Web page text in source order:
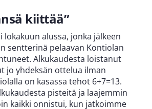
kiittää”
alussa, jonka jälkeen
sentterinä pelaavan Kontiolan
Alkukaudesta loistanut
jo yhdeksän ottelua ilman
on kasassa tehot 6+7=13.
pisteitä ja laajemmin
kaikki onnistui, kun jatkoimme